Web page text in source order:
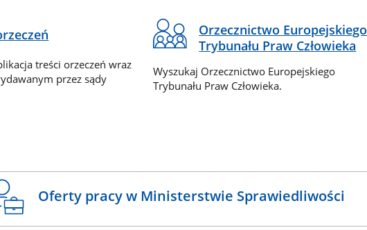
treści orzeczeń wraz
przez sądy
Orzecznictwo Europejskiego
Trybunału Praw Człowieka
Wyszukaj Orzecznictwo Europejskiego
Trybunału Praw Człowieka.
Oferty pracy w Ministerstwie Sprawiedliwości